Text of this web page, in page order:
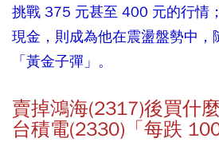
挑戰 375 元甚至 400 元的行情
現金，則成為他在震盪盤勢中，
「黃金子彈」。
賣掉鴻海(2317)後買什
台積電(2330)「每跌